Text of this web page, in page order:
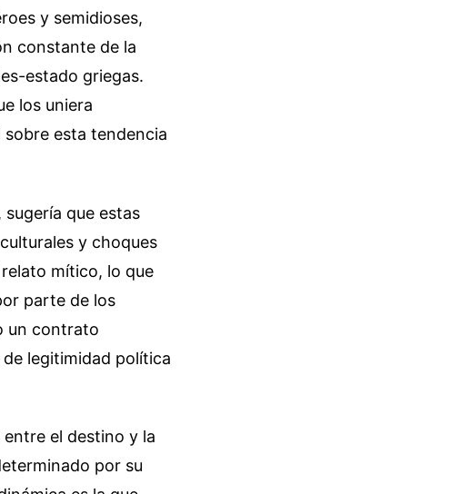
y semidioses,
constante de la
estado griegas.
los uniera
sobre esta tendencia
que estas
y choques
mítico, lo que
parte de los
un contrato
legitimidad política
el destino y la
por su